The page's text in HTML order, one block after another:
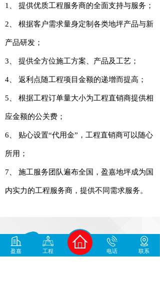
1、 提供优质工程服务商的全面支持与服务；
2、 根据客户需求量身定制各类地坪产品与新
产品研发；
3、 提供全方位施工方案、产品及工艺；
4、 返利点随工程项目金额的递增而提高；
5、 根据工程订单量大小为工程直销商提供相
应金额的公关费；
6、 贴心设置“代用金”，工程直销商可以随心
所用；
7、 施工服务团队遍布全国，盈嘉地坪成为国
内实力的工程服务商，提供不同需求服务。
400-930-1678
中国地坪材料/工程服务商
盈嘉 工程 电话 联系